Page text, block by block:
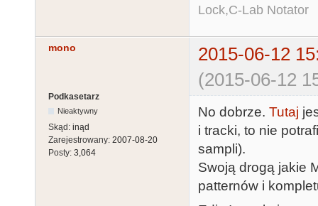
Lock,C-Lab Notator
mono
2015-06-12
(2015-06-12
Podkasetarz
Nieaktywny
Skąd: inąd
Zarejestrowany: 2007-08-20
Posty: 3,064
No dobrze. Tutaj
i tracki, to nie
sampli).
Swoją drogą jakie
patternów i